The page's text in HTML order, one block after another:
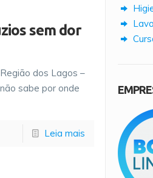
sem dor
dos Lagos –
sabe por onde
Leia mais